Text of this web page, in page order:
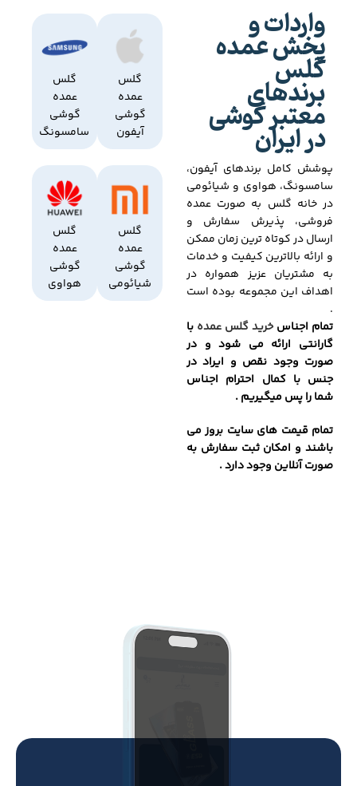
واردات و
پخش عمده
گلس
برندهای
معتبر گوشی
در ایران
پوشش کامل برندهای آیفون،
سامسونگ، هواوی و شیائومی
در خانه گلس به صورت عمده
فروشی، پذیرش سفارش و
ارسال در کوتاه ترین زمان ممکن
و ارائه بالاترین کیفیت و خدمات
به مشتریان عزیز همواره در
اهداف این مجموعه بوده است
.
تمام اجناسخرید گلس عمده با
گارانتی ارائه می شود و در
صورت وجود نقص و ایراد در
جنس با کمال احترام اجناس
شما را پس میگیریم .
تمام قیمت های سایت بروز می
باشند و امکان ثبت سفارش به
صورت آنلاین وجود دارد .
گلس
عمده
گوشی
آیفون
گلس
عمده
گوشی
سامسونگ
گلس
عمده
گوشی
شیائومی
گلس
عمده
گوشی
هواوی